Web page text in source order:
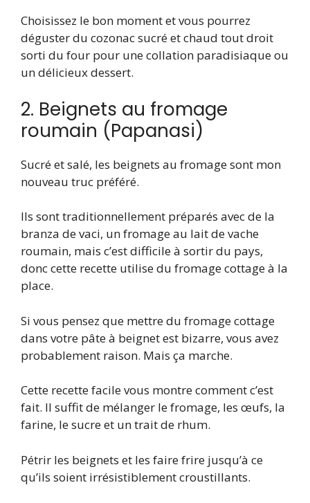
Choisissez le bon moment et vous pourrez
déguster du cozonac sucré et chaud tout droit
sorti du four pour une collation paradisiaque ou
un délicieux dessert.
2. Beignets au fromage
roumain (Papanasi)
Sucré et salé, les beignets au fromage sont mon
nouveau truc préféré.
Ils sont traditionnellement préparés avec de la
branza de vaci, un fromage au lait de vache
roumain, mais c’est difficile à sortir du pays,
donc cette recette utilise du fromage cottage à la
place.
Si vous pensez que mettre du fromage cottage
dans votre pâte à beignet est bizarre, vous avez
probablement raison. Mais ça marche.
Cette recette facile vous montre comment c’est
fait. Il suffit de mélanger le fromage, les œufs, la
farine, le sucre et un trait de rhum.
Pétrir les beignets et les faire frire jusqu’à ce
qu’ils soient irrésistiblement croustillants.